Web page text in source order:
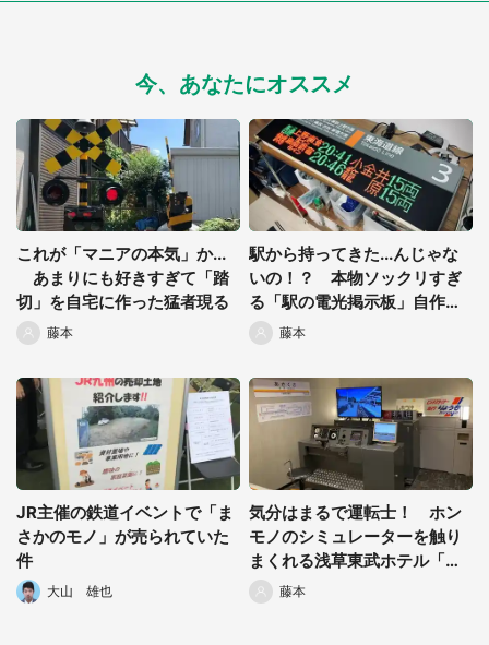
今、あなたにオススメ
これが「マニアの本気」か...
あまりにも好きすぎて「踏
切」を自宅に作った猛者現る
藤本
駅から持ってきた...んじゃな
いの！？ 本物ソックリすぎ
る「駅の電光掲示板」自作し
た猛者現る
藤本
JR主催の鉄道イベントで「ま
さかのモノ」が売られていた
件
大山 雄也
気分はまるで運転士！ ホン
モノのシミュレーターを触り
まくれる浅草東武ホテル「鉄
道ルーム」が楽しすぎた
藤本